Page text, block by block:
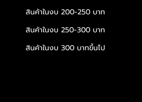
สินค้าในงบ 200-250 บาท
สินค้าในงบ 250-300 บาท
สินค้าในงบ 300 บาทขึ้นไป